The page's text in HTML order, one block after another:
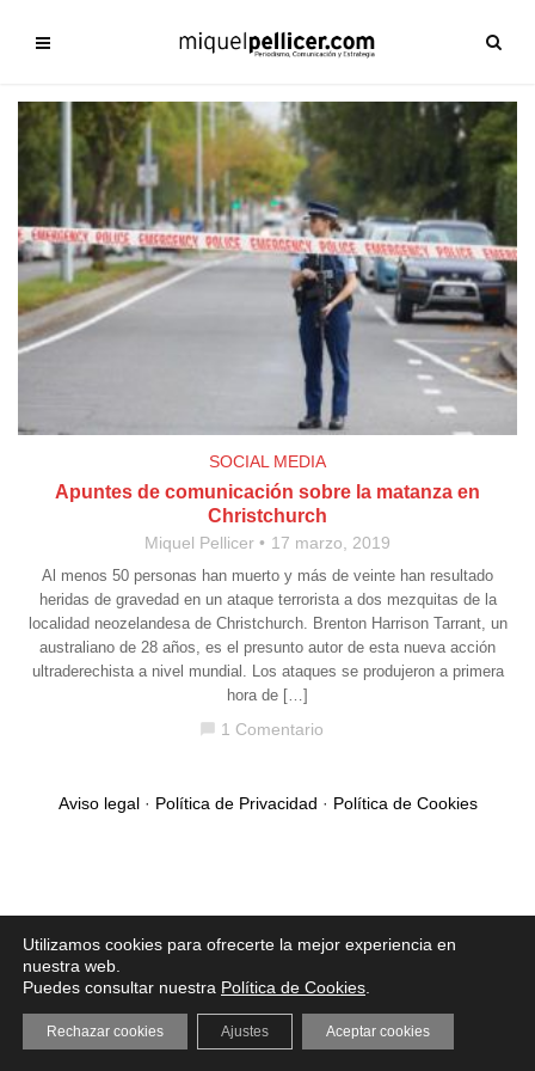
SOCIAL MEDIA
Apuntes de comunicación sobre la matanza en
Christchurch
Miquel Pellicer 17 marzo, 2019
Al menos 50 personas han muerto y más de veinte han resultado
heridas de gravedad en un ataque terrorista a dos mezquitas de la
localidad neozelandesa de Christchurch. Brenton Harrison Tarrant, un
australiano de 28 años, es el presunto autor de esta nueva acción
ultraderechista a nivel mundial. Los ataques se produjeron a primera
hora de […]
1 Comentario
Aviso legal· Política de Privacidad · Política de Cookies
Utilizamos cookies para ofrecerte la mejor experiencia en
nuestra web.
Puedes consultar nuestra Política de Cookies
Aceptar cookies
Rechazar cookies Ajustes